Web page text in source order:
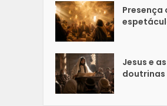
Presença
Jesus e as
doutrinas